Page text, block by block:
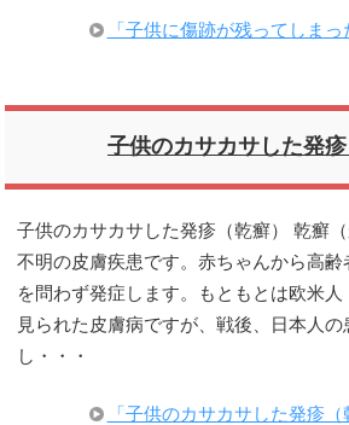
「子供に傷跡が残ってしま
子供のカサカサした発疹
子供のカサカサした発疹（乾癬） 乾癬
不明の皮膚疾患です。赤ちゃんから高齢
を問わず発症します。もともとは欧米人
見られた皮膚病ですが、戦後、日本人
し・・・
「子供のカサカサした発疹